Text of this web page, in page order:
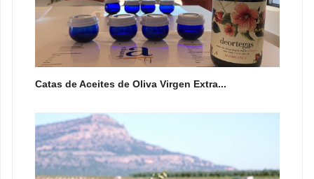
Catas de Aceites de Oliva Virgen Extra...